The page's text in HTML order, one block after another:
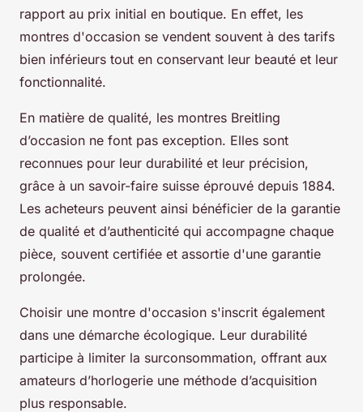
rapport au prix initial en boutique. En effet, les
montres d'occasion se vendent souvent à des tarifs
bien inférieurs tout en conservant leur beauté et leur
fonctionnalité.
En matière de qualité, les montres Breitling
d’occasion ne font pas exception. Elles sont
reconnues pour leur durabilité et leur précision,
grâce à un savoir-faire suisse éprouvé depuis 1884.
Les acheteurs peuvent ainsi bénéficier de la garantie
de qualité et d’authenticité qui accompagne chaque
pièce, souvent certifiée et assortie d'une garantie
prolongée.
Choisir une montre d'occasion s'inscrit également
dans une démarche écologique. Leur durabilité
participe à limiter la surconsommation, offrant aux
amateurs d’horlogerie une méthode d’acquisition
plus responsable.